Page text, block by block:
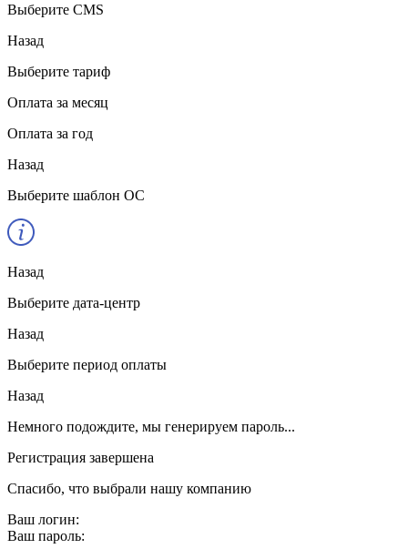
Выберите CMS
Назад
Выберите тариф
Оплата за месяц
Оплата за год
Назад
Выберите шаблон ОС
Назад
Выберите дата-центр
Назад
Выберите период оплаты
Назад
Немного подождите, мы генерируем пароль...
Регистрация завершена
Спасибо, что выбрали нашу компанию
Ваш логин:
Ваш пароль: